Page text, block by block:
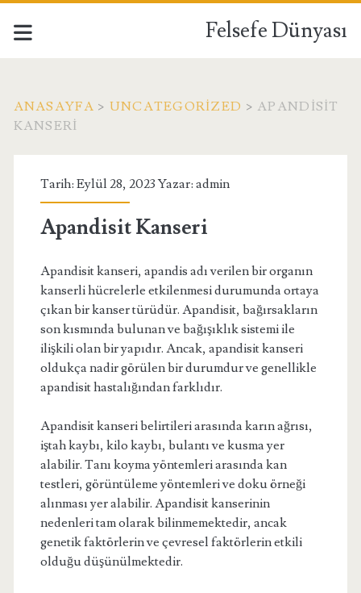
Felsefe Dünyası
ANASAYFA > UNCATEGORIZED > APANDISIT
KANSERI
Tarih: Eylül 28, 2023 Yazar: admin
Apandisit Kanseri
Apandisit kanseri, apandis adı verilen bir organın
kanserli hücrelerle etkilenmesi durumunda ortaya
çıkan bir kanser türüdür. Apandisit, bağırsakların
son kısmında bulunan ve bağışıklık sistemi ile
ilişkili olan bir yapıdır. Ancak, apandisit kanseri
oldukça nadir görülen bir durumdur ve genellikle
apandisit hastalığından farklıdır.
Apandisit kanseri belirtileri arasında karın ağrısı,
iştah kaybı, kilo kaybı, bulantı ve kusma yer
alabilir. Tanı koyma yöntemleri arasında kan
testleri, görüntüleme yöntemleri ve doku örneği
alınması yer alabilir. Apandisit kanserinin
nedenleri tam olarak bilinmemektedir, ancak
genetik faktörlerin ve çevresel faktörlerin etkili
olduğu düşünülmektedir.